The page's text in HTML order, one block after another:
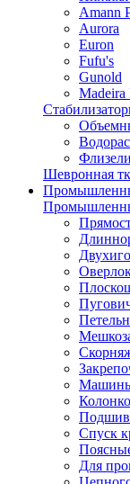
Amann
Aurora
Euron
Fufu's
Gunold
Madeira
Шевронная
Машины
Спуск
Для